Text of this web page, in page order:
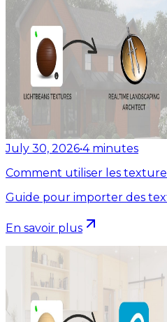
July 30, 2026•4 minutes
Comment utiliser les
Guide pour importer des
En savoir plus